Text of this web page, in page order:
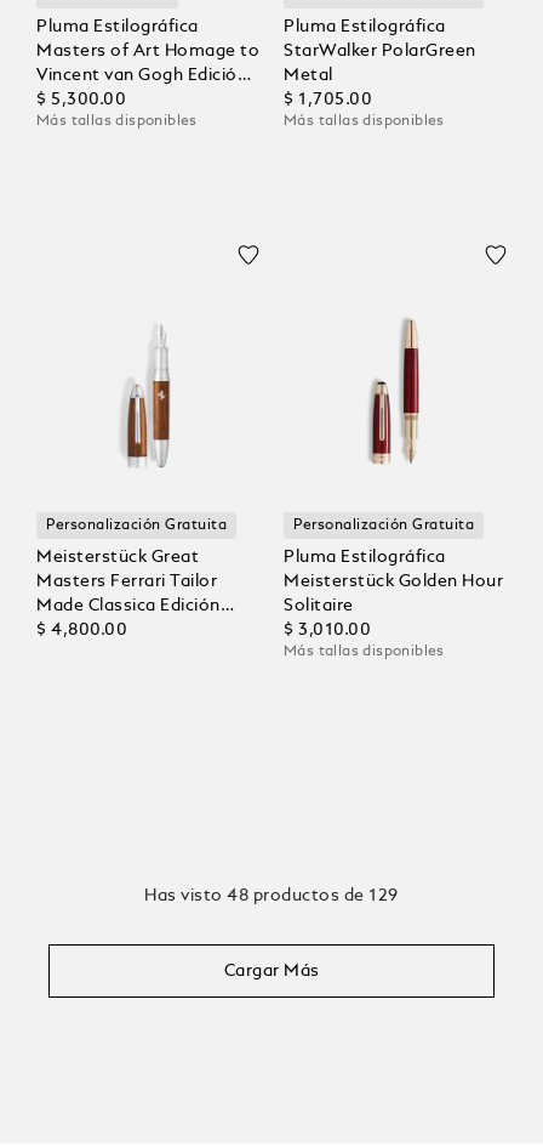
Pluma Estilográfica
Masters of Art Homage to
Vincent van Gogh Edición
Limitada 4810
$ 5,300.00
Más tallas disponibles
Pluma Estilográfica
StarWalker PolarGreen
Metal
$ 1,705.00
Más tallas disponibles
Personalización Gratuita
Meisterstück Great
Masters Ferrari Tailor
Made Classica Edición
Especial Pluma
$ 4,800.00
Personalización Gratuita
Pluma Estilográfica
Meisterstück Golden Hour
Solitaire
$ 3,010.00
Más tallas disponibles
Has visto 48 productos de 129
Cargar Más